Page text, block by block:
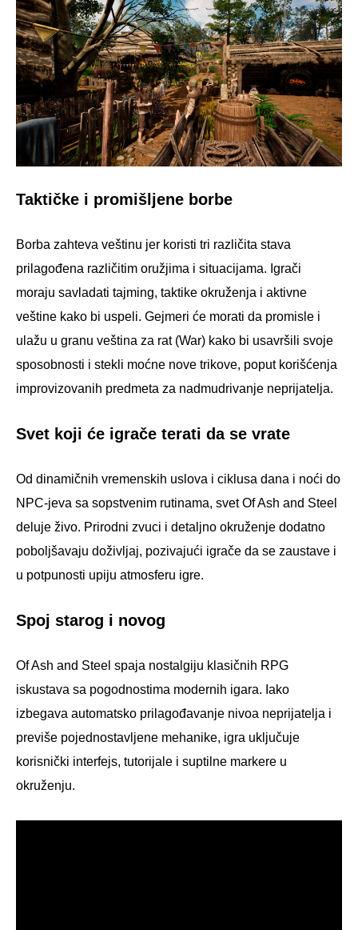
Taktičke i promišljene borbe
Borba zahteva veštinu jer koristi tri različita stava
prilagođena različitim oružjima i situacijama. Igrači
moraju savladati tajming, taktike okruženja i aktivne
veštine kako bi uspeli. Gejmeri će morati da promisle i
ulažu u granu veština za rat (War) kako bi usavršili svoje
sposobnosti i stekli moćne nove trikove, poput korišćenja
improvizovanih predmeta za nadmudrivanje neprijatelja.
Svet koji će igrače terati da se vrate
Od dinamičnih vremenskih uslova i ciklusa dana i noći do
NPC-jeva sa sopstvenim rutinama, svet Of Ash and Steel
deluje živo. Prirodni zvuci i detaljno okruženje dodatno
poboljšavaju doživljaj, pozivajući igrače da se zaustave i
u potpunosti upiju atmosferu igre.
Spoj starog i novog
Of Ash and Steel spaja nostalgiju klasičnih RPG
iskustava sa pogodnostima modernih igara. Iako
izbegava automatsko prilagođavanje nivoa neprijatelja i
previše pojednostavljene mehanike, igra uključuje
korisnički interfejs, tutorijale i suptilne markere u
okruženju.